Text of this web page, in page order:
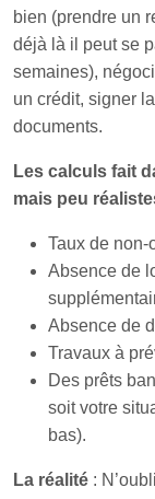
bien (prendre un
déjà là il peut se
semaines),
un crédit, signer
documents.
Les calculs fait
mais peu
Taux de
Absence de
Absence de
Travaux à
Des prêts
soit votre
bas).
La réalité :